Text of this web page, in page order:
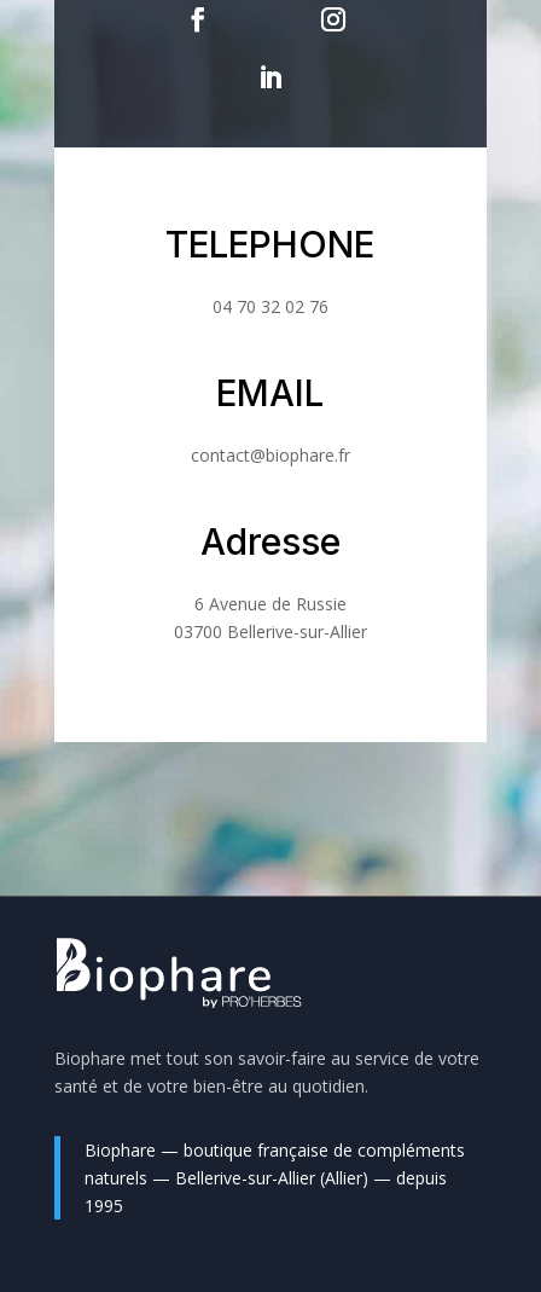
TELEPHONE
04 70 32 02 76
EMAIL
contact@biophare.fr
Adresse
6 Avenue de Russie
03700 Bellerive-sur-Allier
Biophare met tout son savoir-faire au service de votre
santé et de votre bien-être au quotidien.
Biophare — boutique française de compléments
naturels — Bellerive-sur-Allier (Allier) — depuis
1995